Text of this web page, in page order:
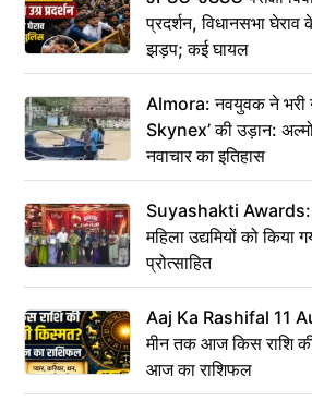
प्रदर्शन, विधानसभा
झड़प; कई घायल
Almora: नवयुवक ने भरी
Skynex’ की उड़ान:
नवाचार का इतिहास
Suyashakti Awards:
महिला उद्यमियों को किया
प्रोत्साहित
Aaj Ka Rashifal 11
मीन तक आज किस राशि
आज का राशिफल